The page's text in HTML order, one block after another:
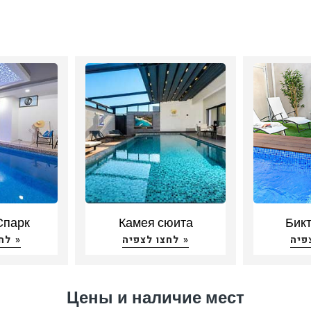
לחצו לצפיה »
Камея сюита
לחצו לצפיה »
Цены и наличие мест